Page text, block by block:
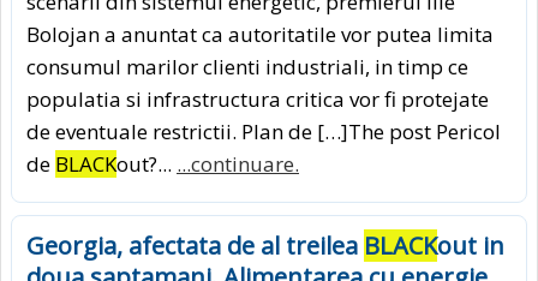
Bolojan a anuntat ca autoritatile vor putea limita
consumul marilor clienti industriali, in timp ce
populatia si infrastructura critica vor fi protejate
de eventuale restrictii. Plan de […]The post Pericol
de BLACKout?... ...continuare.
Georgia, afectata de al treilea BLACKout in